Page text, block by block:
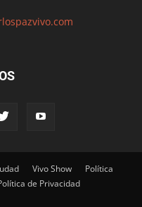
Vivo Show
Política
de Privacidad